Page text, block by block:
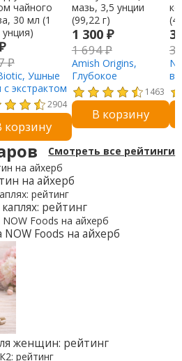
₽
Ушные
с экстрактом
и
чайного
30 мл (1
2904
корзину
1 300 ₽
1 694₽
Amish Origins,
Глубокое
проникновение,
болеутоляющая
мазь, 3,5 унции
(99,22 г)
1463
В корзину
3
3
(4
Смотреть все рейтинги
на айхерб
рейтинг
Foods на айхерб
женщин: рейтинг